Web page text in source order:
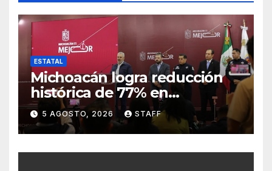
ESTATAL
Michoacán logra reducción
histórica de 77% en
homicidios respecto al punto
más alto en 2021
5 AGOSTO, 2026 STAFF